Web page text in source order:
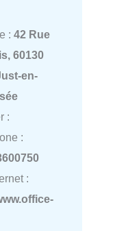
: 42 Rue
60130
en-
:
:
: